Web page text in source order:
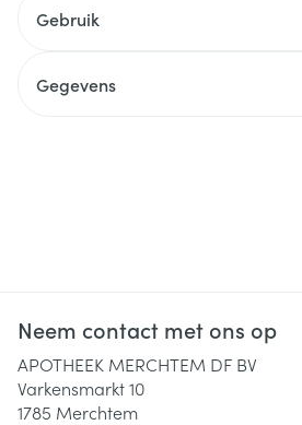
Gebruik
Gegevens
Neem contact met ons op
APOTHEEK MERCHTEM DF BV
Varkensmarkt 10
1785 Merchtem